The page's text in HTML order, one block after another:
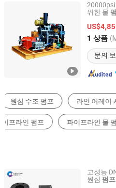
20000psi
위한 물
1 상품
문의
Tianjin Harvest High Pressure
Tianjin, China 이후
원심 펌프 기어 펌프
콘크리트 기계
고성능
원심 펌프
Zhejiang Changyang Pump